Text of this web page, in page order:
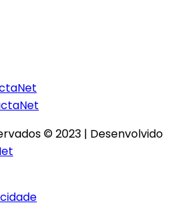
© 2023 | Desenvolvido